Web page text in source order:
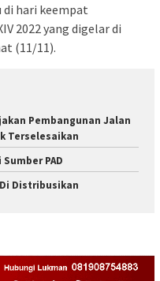
di hari keempat
2022 yang digelar di
(11/11).
Pembangunan Jalan
Terselesaikan
PAD
Distribusikan